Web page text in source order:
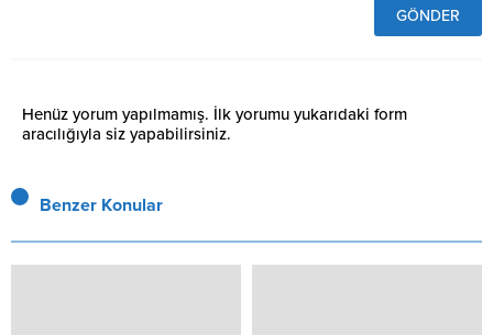
Henüz yorum yapılmamış. İlk yorumu yukarıdaki form
aracılığıyla siz yapabilirsiniz.
Benzer Konular